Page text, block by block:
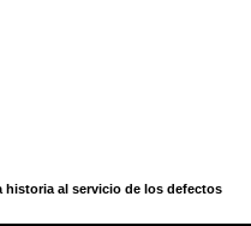
historia al servicio de los defectos